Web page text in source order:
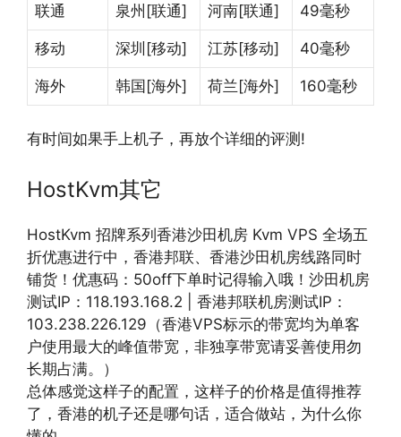
联通 泉州[联通] 河南[联通] 49毫秒
移动 深圳[移动] 江苏[移动] 40毫秒
海外 韩国[海外] 荷兰[海外] 160毫秒
有时间如果手上机子，再放个详细的评测!
HostKvm其它
HostKvm 招牌系列香港沙田机房 Kvm VPS 全场五
折优惠进行中，香港邦联、香港沙田机房线路同时
铺货！优惠码：50off下单时记得输入哦！沙田机房
测试IP：118.193.168.2 | 香港邦联机房测试IP：
103.238.226.129（香港VPS标示的带宽均为单客
户使用最大的峰值带宽，非独享带宽请妥善使用勿
长期占满。）
总体感觉这样子的配置，这样子的价格是值得推荐
了，香港的机子还是哪句话，适合做站，为什么你